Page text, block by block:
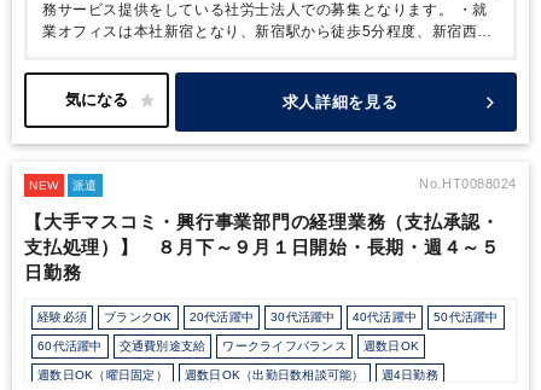
務サービス提供をしている社労士法人での募集となります。
・就
業オフィスは本社新宿となり、新宿駅から徒歩5分程度、新宿西口
ぞれ地下から歩けて、雨の日でも濡れずに通勤出来ます。・お任
せしたい業務としては、給与計算補助、社会保険手続き補助、その
育て中の方々も多く在籍しており、お子様の体調不良やイベント等
日、実働5時間～フルタイムと調整可能です！ まずは働き方から
がメインとなります。
求人詳細を見る
NEW 派遣 No.HT0088024
【大手マスコミ・興行事業部門の経理業務（支払承認・
支払処理）】 ８月下～９月１日開始・長期・週４～５
日勤務
経験必須 ブランクOK 20代活躍中 30代活躍中 40代活躍中 50代活躍中
60代活躍中 交通費別途支給 ワークライフバランス 週数日OK
週数日OK（曜日固定） 週数日OK（出勤日数相談可能） 週4日勤務